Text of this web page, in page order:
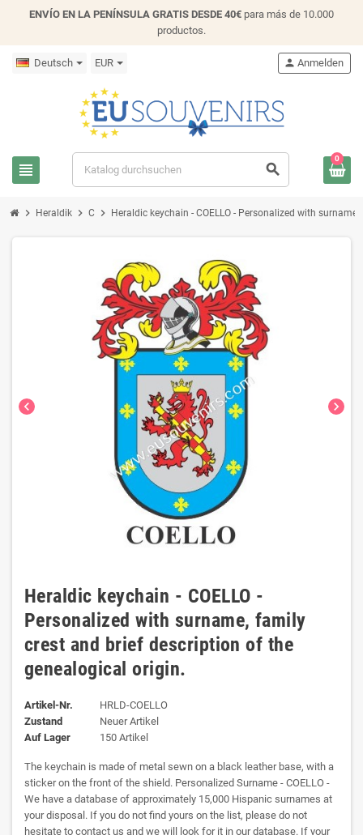
ENVÍO EN LA PENÍNSULA GRATIS DESDE 40€ para más de 10.000
productos.
Deutsch EUR
view_headline search
person Anmelden
0
chevron_right Heraldik chevron_right C chevron_right Heraldic keychain - COELLO - Personalized with
chevron_left chevron_right
Heraldic keychain - COELLO -
Personalized with surname, family
crest and brief description of the
genealogical origin.
Artikel-Nr.
HRLD-COELLO
Zustand
Neuer Artikel
Auf Lager
150 Artikel
The keychain is made of metal sewn on a black leather base, with a
sticker on the front of the shield. Personalized Surname - COELLO -
We have a database of approximately 15,000 Hispanic surnames at
your disposal. If you do not find yours on the list, please do not
hesitate to contact us and we will look for it in our database. If your